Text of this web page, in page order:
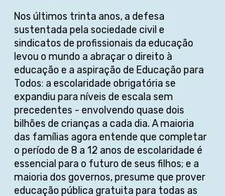
Nos últimos trinta anos, a defesa
sustentada pela sociedade civil e
sindicatos de profissionais da educação
levou o mundo a abraçar o direito à
educação e a aspiração de Educação para
Todos: a escolaridade obrigatória se
expandiu para níveis de escala sem
precedentes - envolvendo quase dois
bilhões de crianças a cada dia. A maioria
das famílias agora entende que completar
o período de 8 a 12 anos de escolaridade é
essencial para o futuro de seus filhos; e a
maioria dos governos, presume que prover
educação pública gratuita para todas as